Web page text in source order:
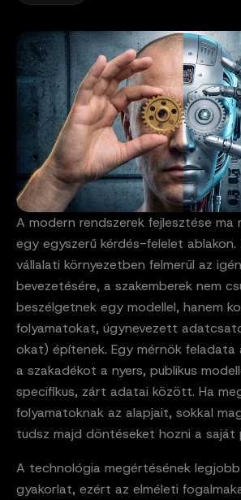
A modern rendszerek fejlesztése ma
egy egyszerű kérdés-felelet ablakon.
vállalati környezetben felmerül az
bevezetésére, a szakemberek nem
beszélgetnek egy modellel, hanem
folyamatokat, úgynevezett
okat) építenek. Egy mérnök feladata
a szakadékot a nyers, publikus
specifikus, zárt adatai között. Ha
folyamatoknak az alapjait, sokkal
tudsz majd döntéseket hozni a saját
A technológia megértésének
gyakorlat, ezért az elméleti